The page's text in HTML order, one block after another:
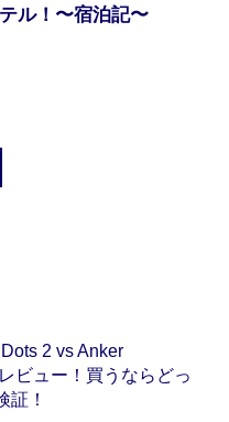
ル！〜宿泊記〜
2 vs Anker
ビュー！買うならどっ
証！